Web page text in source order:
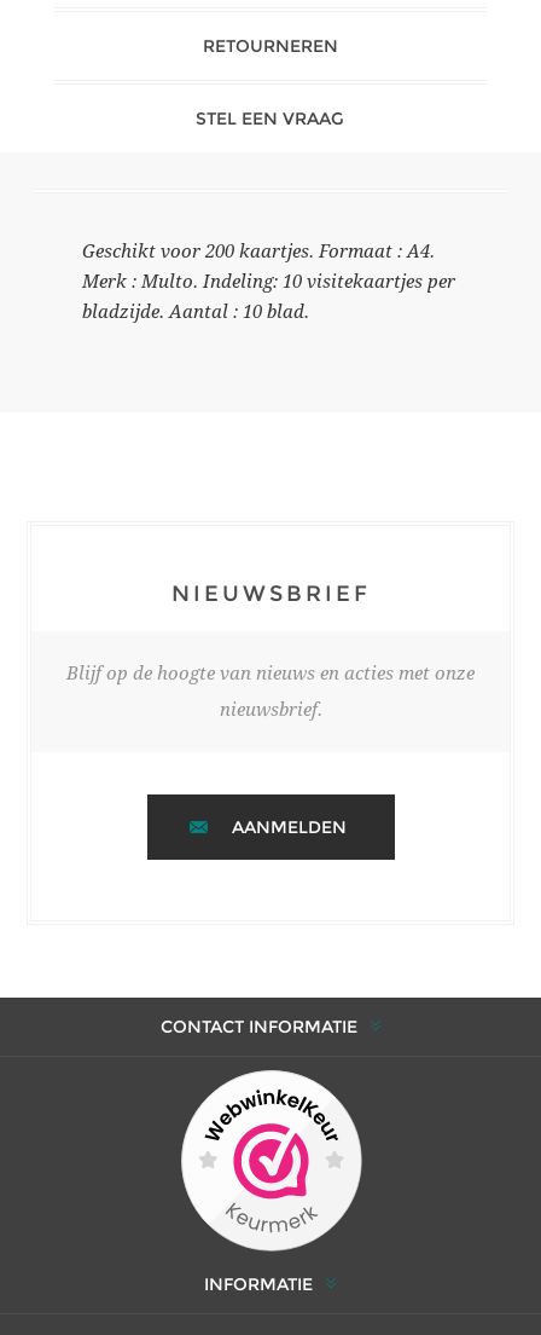
RETOURNEREN
STEL EEN VRAAG
Geschikt voor 200 kaartjes. Formaat : A4.
Merk : Multo. Indeling: 10 visitekaartjes per
bladzijde. Aantal : 10 blad.
NIEUWSBRIEF
Blijf op de hoogte van nieuws en acties met onze
nieuwsbrief.
AANMELDEN
CONTACT INFORMATIE
INFORMATIE